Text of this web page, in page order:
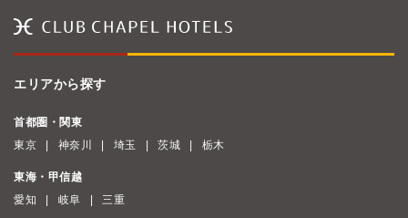
エリアから探す
首都圏・関東
東京
神奈川 埼玉 茨城 栃木
東海・甲信越
愛知
岐阜 三重